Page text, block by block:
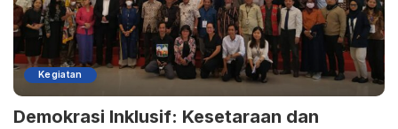
Kegiatan
Demokrasi Inklusif: Kesetaraan dan